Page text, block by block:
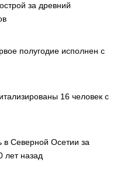
за древний
полугодие исполнен с
16 человек с
в Северной Осетии за
лет назад